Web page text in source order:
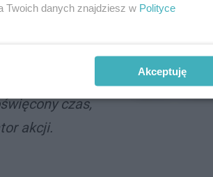
kosze z
część przez
czas,
akcji.
Twoich danych znajdziesz w Polityce
Akceptuję